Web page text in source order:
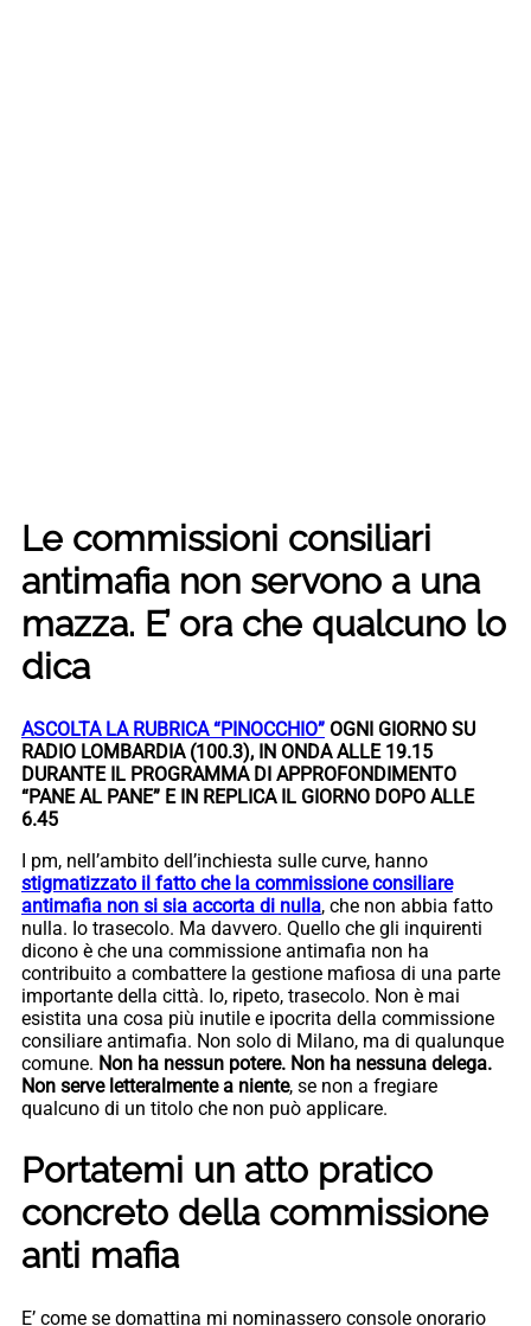
Le commissioni consiliari
antimafia non servono a una
mazza. E’ ora che qualcuno lo
dica
ASCOLTA LA RUBRICA “PINOCCHIO” OGNI GIORNO SU
RADIO LOMBARDIA (100.3), IN ONDA ALLE 19.15
DURANTE IL PROGRAMMA DI APPROFONDIMENTO
“PANE AL PANE” E IN REPLICA IL GIORNO DOPO ALLE
6.45
I pm, nell’ambito dell’inchiesta sulle curve, hanno
stigmatizzato il fatto che la commissione consiliare
antimafia non si sia accorta di nulla, che non abbia fatto
nulla. Io trasecolo. Ma davvero. Quello che gli inquirenti
dicono è che una commissione antimafia non ha
contribuito a combattere la gestione mafiosa di una parte
importante della città. Io, ripeto, trasecolo. Non è mai
esistita una cosa più inutile e ipocrita della commissione
consiliare antimafia. Non solo di Milano, ma di qualunque
comune. Non ha nessun potere. Non ha nessuna delega.
Non serve letteralmente a niente, se non a fregiare
qualcuno di un titolo che non può applicare.
Portatemi un atto pratico
concreto della commissione
anti mafia
E’ come se domattina mi nominassero console onorario